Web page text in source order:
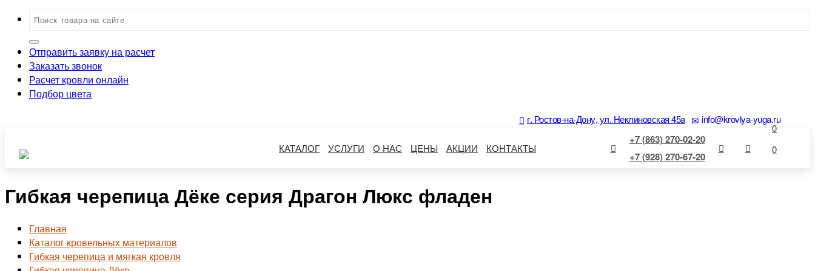
Отправить заявку на расчет
Заказать звонок
Расчет кровли онлайн
Подбор цвета
г. Ростов-на-Дону, ул. Неклиновская 45a info@krovlya-yuga.ru
+7 (863) 270-02-20
+7 (928) 270-67-20
0
0
КАТАЛОГ УСЛУГИ О НАС ЦЕНЫ АКЦИИ КОНТАКТЫ
Гибкая черепица Дёке серия Драгон Люкс фладен
Главная
Каталог кровельных материалов
Гибкая черепица и мягкая кровля